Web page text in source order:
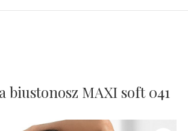
biustonosz MAXI soft 041